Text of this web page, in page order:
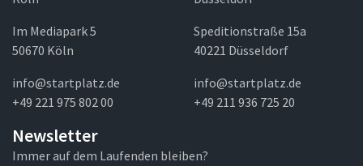
Im Mediapark 5
50670 Köln
info@startplatz.de
+49 221 975 802 00
Speditionstraße 15a
40221 Düsseldorf
info@startplatz.de
+49 211 936 725 20
Newsletter
Immer auf dem Laufenden bleiben?